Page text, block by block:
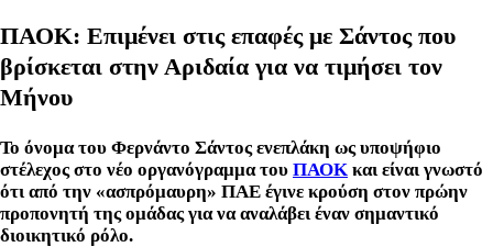
ΠΑΟΚ: Επιμένει στις επαφές με Σάντος που
βρίσκεται στην Αριδαία για να τιμήσει τον
Μήνου
Το όνομα του Φερνάντο Σάντος ενεπλάκη ως υποψήφιο
στέλεχος στο νέο οργανόγραμμα του ΠΑΟΚ και είναι γνωστό
ότι από την «ασπρόμαυρη» ΠΑΕ έγινε κρούση στον πρώην
προπονητή της ομάδας για να αναλάβει έναν σημαντικό
διοικητικό ρόλο.